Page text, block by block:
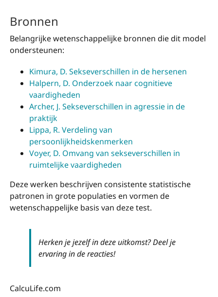
Bronnen
Belangrijke wetenschappelijke bronnen die dit model
ondersteunen:
Kimura, D. Sekseverschillen in de hersenen
Halpern, D. Onderzoek naar cognitieve
vaardigheden
Archer, J. Sekseverschillen in agressie in de
praktijk
Lippa, R. Verdeling van
persoonlijkheidskenmerken
Voyer, D. Omvang van sekseverschillen in
ruimtelijke vaardigheden
Deze werken beschrijven consistente statistische
patronen in grote populaties en vormen de
wetenschappelijke basis van deze test.
Herken je jezelf in deze uitkomst? Deel je
ervaring in de reacties!
CalcuLife.com